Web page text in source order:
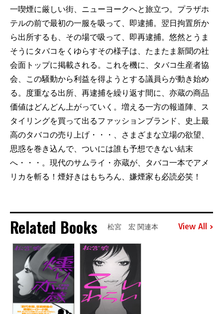
一喫煙に厳しい街、ニューヨークへと旅立つ。プラザホ
テルの前で最初の一服を吸って、即逮捕。翌日拘置所か
ら出所するも、その場で吸って、即再逮捕。悠然とうま
そうにタバコをくゆらすその様子は、たまたま新聞の社
会面トップに掲載される。これを機に、タバコ生産者協
会、この騒動から利益を得ようとする議員らが動き始め
る。度重なる出所、再逮捕を繰り返す間に、亦蔵の商品
価値はどんどん上がっていく。増える一方の報道陣、ス
タイリングを買って出るファッションブランド、史上最
高のタバコの売り上げ・・・、さまざまな立場の欲望、
思惑を巻き込んで、ついには誰も予想できない結末
へ・・・。現代のサムライ・亦蔵が、タバコ一本でアメ
リカを斬る！煙好きはもちろん、嫌煙家も必読必笑！
Related Books 松宮 宏 関連本 View All